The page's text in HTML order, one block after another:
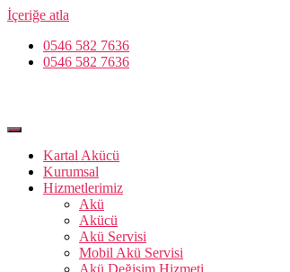
İçeriğe atla
0546 582 7636
0546 582 7636
Kartal Akücü
Kurumsal
Hizmetlerimiz
Akü
Akücü
Akü Servisi
Mobil Akü Servisi
Akü Değişim Hizmeti